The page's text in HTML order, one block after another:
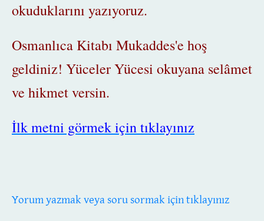
okuduklarını yazıyoruz.
Osmanlıca Kitabı Mukaddes'e hoş
geldiniz! Yüceler Yücesi okuyana selâmet
ve hikmet versin.
İlk metni görmek için tıklayınız
Yorum yazmak veya soru sormak için tıklayınız